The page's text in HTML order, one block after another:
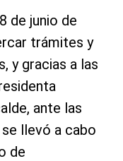
de junio de
trámites y
y gracias a las
ante las
llevó a cabo
de